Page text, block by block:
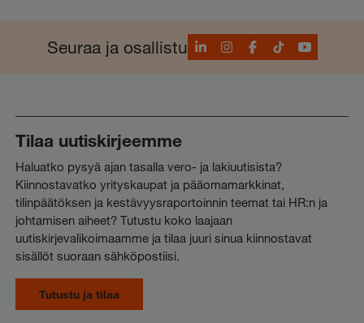
Seuraa ja osallistuLinkedInInstagram
Facebook
TikTokYouTube
Tilaa uutiskirjeemme
Haluatko pysyä ajan tasalla vero- ja lakiuutisista?
Kiinnostavatko yrityskaupat ja pääomamarkkinat,
tilinpäätöksen ja kestävyysraportoinnin teemat tai HR:n ja
johtamisen aiheet? Tutustu koko laajaan
uutiskirjevalikoimaamme ja tilaa juuri sinua kiinnostavat
sisällöt suoraan sähköpostiisi.
Tutustu ja tilaa